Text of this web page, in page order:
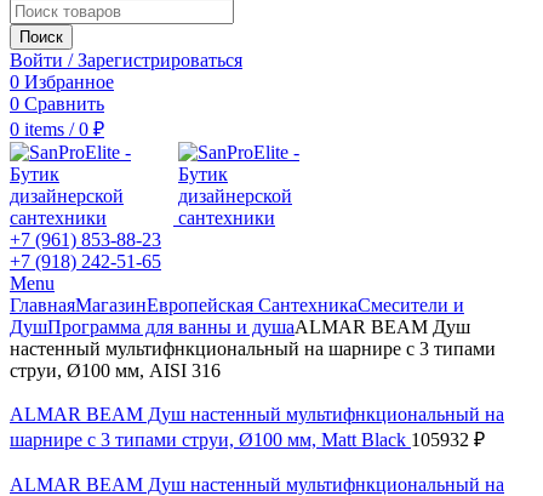
Поиск
Войти / Зарегистрироваться
0 Избранное
0 Сравнить
0 items / 0 ₽
+7 (961) 853-88-23
+7 (918) 242-51-65
Menu
ГлавнаяМагазинЕвропейская СантехникаСмесители и
ДушПрограмма для ванны и душаALMAR BEAM Душ
настенный мультифнкциональный на шарнире с 3 типами
струи, Ø100 мм, AISI 316
ALMAR BEAM Душ настенный мультифнкциональный на
шарнире с 3 типами струи, Ø100 мм, Matt Black 105932 ₽
ALMAR BEAM Душ настенный мультифнкциональный на